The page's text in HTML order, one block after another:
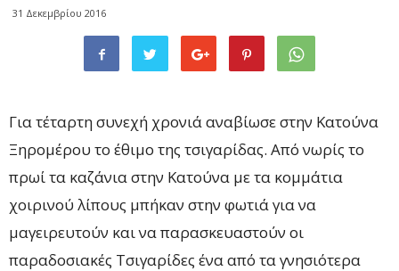
31 Δεκεμβρίου 2016
Για τέταρτη συνεχή χρονιά αναβίωσε στην Κατούνα
Ξηρομέρου το έθιμο της τσιγαρίδας. Από νωρίς το
πρωί τα καζάνια στην Κατούνα με τα κομμάτια
χοιρινού λίπους μπήκαν στην φωτιά για να
μαγειρευτούν και να παρασκευαστούν οι
παραδοσιακές Τσιγαρίδες ένα από τα γνησιότερα